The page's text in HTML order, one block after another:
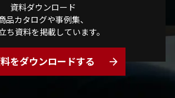
資料ダウンロード
品カタログや事例集、
ち資料を掲載しています。
をダウンロードする arrow_forward